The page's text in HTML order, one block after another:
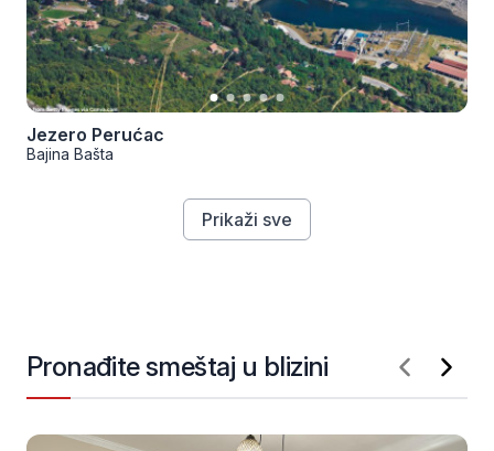
Jezero Perućac
Bajina Bašta
Prikaži sve
Pronađite smeštaj u blizini